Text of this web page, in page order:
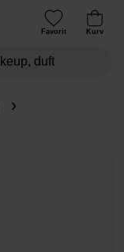
Favorit Kurv